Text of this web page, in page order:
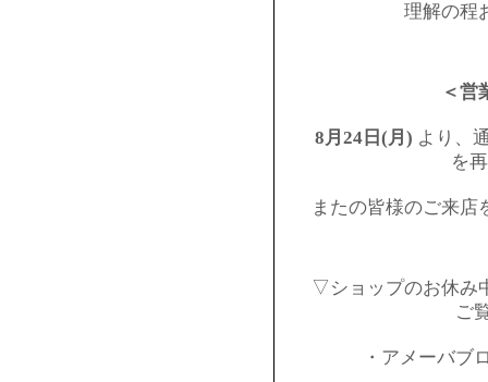
理解の程
＜営
8月24日(月) より、
を
またの皆様のご来店
▽ショップのお休み
ご
・アメーバブ